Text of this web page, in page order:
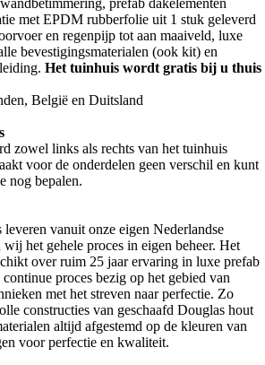
met EPDM rubberfolie uit 1 stuk geleverd
en regenpijp tot aan maaiveld, luxe
bevestigingsmaterialen (ook kit) en
Het tuinhuis wordt gratis bij u thuis
België en Duitsland
zowel links als rechts van het tuinhuis
voor de onderdelen geen verschil en kunt
nog bepalen.
vanuit onze eigen Nederlandse
het gehele proces in eigen beheer. Het
over ruim 25 jaar ervaring in luxe prefab
proces bezig op het gebied van
met het streven naar perfectie. Zo
constructies van geschaafd Douglas hout
altijd afgestemd op de kleuren van
voor perfectie en kwaliteit.